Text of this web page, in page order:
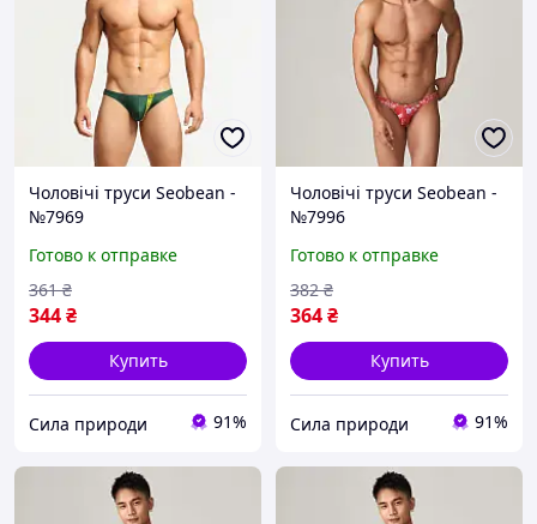
Чоловічі труси Seobean -
№7969
Готово к отправке
344₴
361 ₴
Купить
Сила природи 91%
Чоловічі труси Seobean -
№7996
Готово к отправке
364₴
382 ₴
Купить
Сила природи 91%